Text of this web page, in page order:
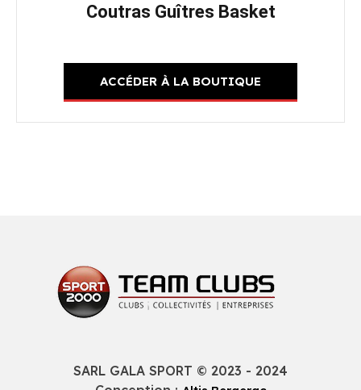
Coutras Guîtres Basket
ACCÉDER À LA BOUTIQUE
SARL GALA SPORT © 2023 - 2024